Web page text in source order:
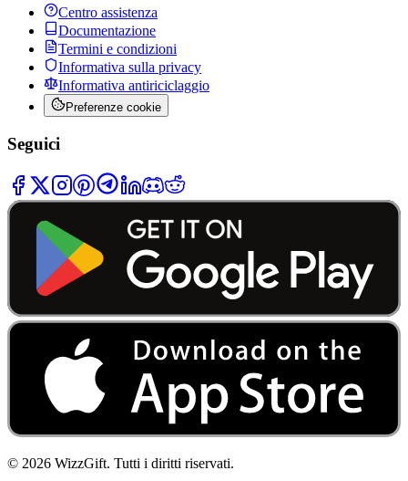
Centro assistenza
Documentazione
Termini e condizioni
Informativa sulla privacy
Informativa antiriciclaggio
Preferenze cookie
Seguici
© 2026 WizzGift. Tutti i diritti riservati.